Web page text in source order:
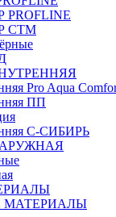
PROFLINE
СТМ
Pro Aqua
ПП
С-СИБИРЬ
МАТЕРИАЛЫ